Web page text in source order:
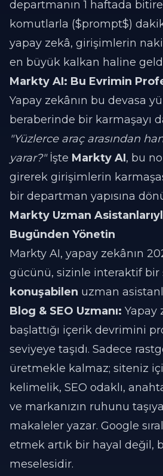
departmanın 1 haftada
komutlarla ($prompt$)
yapay zekâ, girişimlerin
en büyük kalkan haline
Markty AI: Bu Evrimin
Yapay zekânın bu devasa
beraberinde bir karmaşayı
"Yüzlerce araç arasından
yarar?"İşte Markty AI, bu
girerek girişimlerin
bir departman yapısına
Markty Uzman
Bugünden Yönetin
Markty AI, yapay zekânın
gücünü, sizinle interaktif bir
konuşabilen uzman
Blog & SEO Uzmanı: Yapay
başlattığı içerik devrimini
seviyeye taşıdı. Sadece
üretmekle kalmaz; siteniz
kelimelik, SEO odaklı,
ve markanızın ruhunu
makaleler yazar. Google
etmek artık bir hayal değil,
meselesidir.